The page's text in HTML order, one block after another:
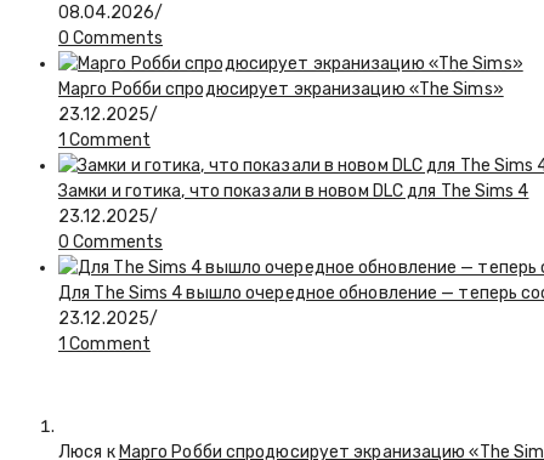
08.04.2026/
0 Comments
Марго Робби спродюсирует экранизацию «The Sims»
23.12.2025/
1 Comment
Замки и готика, что показали в новом DLC для The Sims 4
23.12.2025/
0 Comments
Для The Sims 4 вышло очередное обновление — теперь
23.12.2025/
1 Comment
Люся к Марго Робби спродюсирует экранизацию «The